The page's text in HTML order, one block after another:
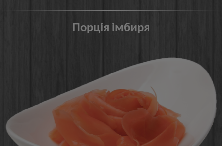
Порція імбиря